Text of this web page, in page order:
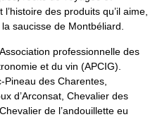
des produits qu’il aime,
saucisse de Montbéliard.
professionnelle des
et du vin (APCIG).
des Charentes,
d’Arconsat, Chevalier des
de l’andouillette eu